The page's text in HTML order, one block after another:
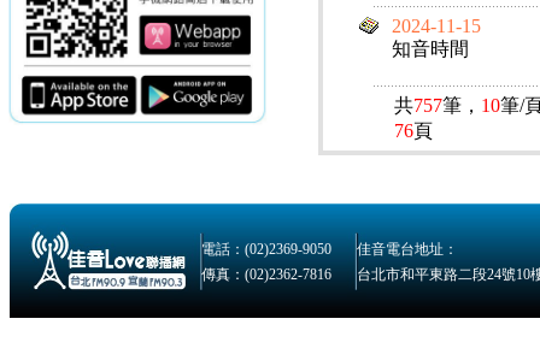
2024-11-15
知音時間
共757筆， 10筆/
76頁
電話：(02)2369-9050
佳音電台地址：
傳真：(02)2362-7816
台北市和平東路二段24號10